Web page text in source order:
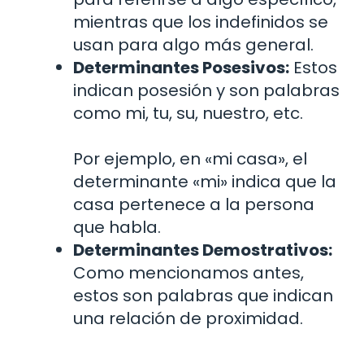
mientras que los indefinidos se
usan para algo más general.
Determinantes Posesivos: Estos
indican posesión y son palabras
como mi, tu, su, nuestro, etc.
Por ejemplo, en «mi casa», el
determinante «mi» indica que la
casa pertenece a la persona
que habla.
Determinantes Demostrativos:
Como mencionamos antes,
estos son palabras que indican
una relación de proximidad.